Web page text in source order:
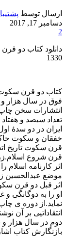
ارسال توسط
دسامبر 17, 2017
2
دانلود کتاب دو
1330
کتاب دو قرن سکوت
فوق در سال هزار
انتشارات سخن
تعداد سیصد و
ایران در دو سدهٔ
خفقان و سکوت
قرن سکوت تاریخ
قرن شروع
اثر کارنامه اسلام
موضع عبدالحسین
اثر قبل دو قرن
او را به
نماید.از دوره ی
انتقاداتیی بر آن
دوم در سال هزار
بازنگارش کتاب